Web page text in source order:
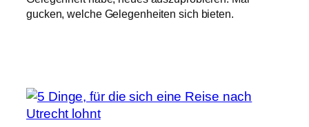
gucken, welche Gelegenheiten sich bieten.